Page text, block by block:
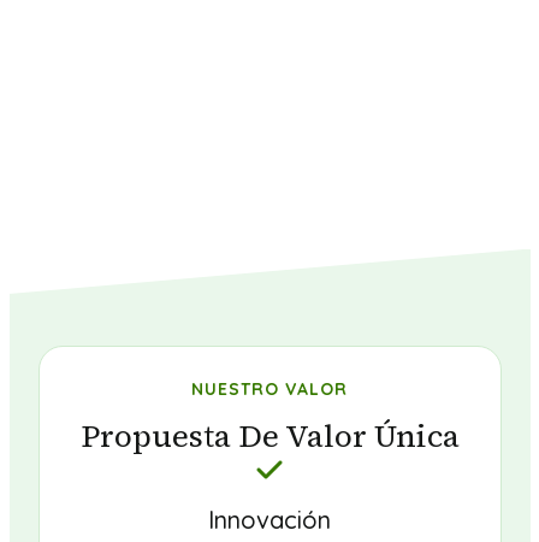
NUESTRO VALOR
Propuesta De Valor Única
Innovación